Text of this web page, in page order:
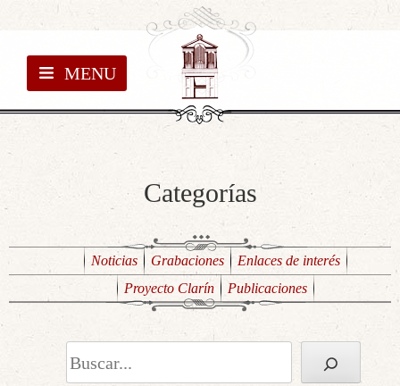
MENU
Categorías
Noticias Grabaciones
Enlaces de interés
Proyecto Clarín
Publicaciones
Buscar